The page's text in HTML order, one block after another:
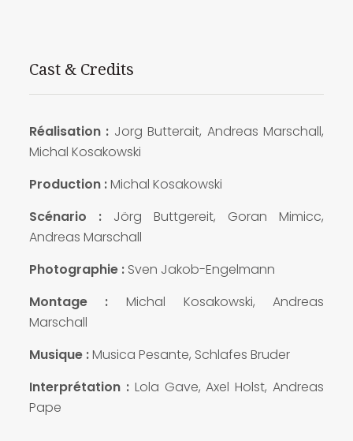
Cast & Credits
Réalisation : Jorg Butterait, Andreas Marschall,
Michal Kosakowski
Production :Michal Kosakowski
Scénario :Jörg Buttgereit, Goran Mimicc,
Andreas Marschall
Photographie :Sven Jakob-Engelmann
Montage : Michal Kosakowski, Andreas
Marschall
Musique :Musica Pesante, Schlafes Bruder
Interprétation :Lola Gave, Axel Holst, Andreas
Pape